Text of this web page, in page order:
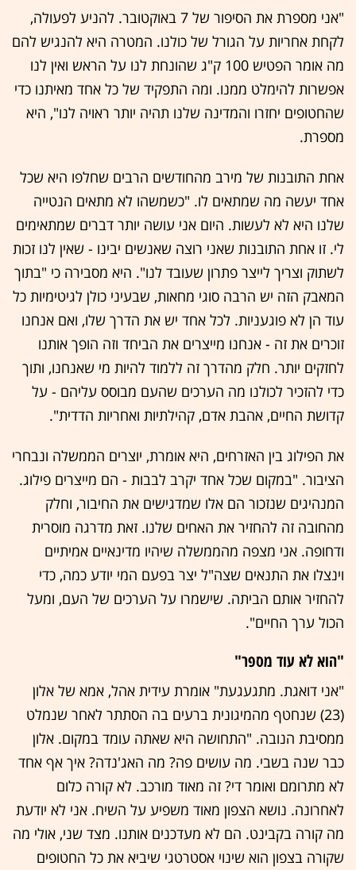
"אני מספרת את הסיפור של 7 באוקטובר. להניע לפעולה,
לקחת אחריות על הגורל של כולנו. המטרה היא להנגיש להם
מה אומר הפטיש 100 ק"ג שהונחת לנו על הראש ואין לנו
אפשרות להימלט ממנו. ומה התפקיד של כל אחד מאיתנו כדי
שהחטופים יחזרו והמדינה שלנו תהיה יותר ראויה לנו", היא
מספרת.
אחת התובנות של מירב מהחודשים הרבים שחלפו היא שכל
אחד יעשה מה שמתאים לו. "כשמשהו לא מתאים הנטייה
שלנו היא לא לעשות. היום אני עושה יותר דברים שמתאימים
לי. זו אחת התובנות שאני רוצה שאנשים יבינו - שאין לנו זכות
לשתוק וצריך לייצר פתרון שעובד לנו". היא מסבירה כי "בתוך
המאבק הזה יש הרבה סוגי מחאות, שבעיני כולן לגיטימיות כל
עוד הן לא פוגעניות. לכל אחד יש את הדרך שלו, ואם אנחנו
זוכרים את זה - אנחנו מייצרים את הביחד וזה הופך אותנו
לחזקים יותר. חלק מהדרך זה ללמוד להיות מי שאנחנו, ותוך
כדי להזכיר לכולנו מה הערכים שהעם מבוסס עליהם - על
קדושת החיים, אהבת אדם, קהילתיות ואחריות הדדית".
את הפילוג בין האזרחים, היא אומרת, יוצרים הממשלה ונבחרי
הציבור. "במקום שכל אחד יקרב לבבות - הם מייצרים פילוג.
המנהיגים שנזכור הם אלו שמדגישים את החיבור, וחלק
מהחובה זה להחזיר את האחים שלנו. זאת מדרגה מוסרית
ודחופה. אני מצפה מהממשלה שיהיו מדינאיים אמיתיים
וינצלו את התנאים שצה"ל יצר בפעם המי יודע כמה, כדי
להחזיר אותם הביתה. שישמרו על הערכים של העם, ומעל
הכול ערך החיים".
"הוא לא עוד מספר"
"אני דואגת. מתגעגעת" אומרת עידית אהל, אמא של אלון
(23) שנחטף מהמיגונית ברעים בה הסתתר לאחר שנמלט
ממסיבת הנובה. "התחושה היא שאתה עומד במקום. אלון
כבר שנה בשבי. מה עושים פה? מה האג'נדה? איך אף אחד
לא מתרומם ואומר די? זה מאוד מורכב. לא קורה כלום
לאחרונה. נושא הצפון מאוד משפיע על השיח. אני לא יודעת
מה קורה בקבינט. הם לא מעדכנים אותנו. מצד שני, אולי מה
שקורה בצפון הוא שינוי אסטרטגי שיביא את כל החטופים